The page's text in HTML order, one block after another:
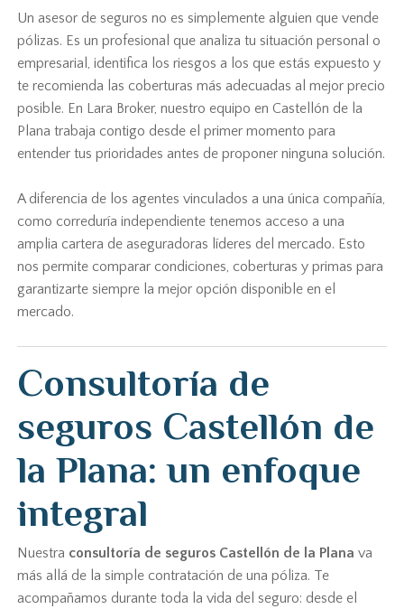
Un asesor de seguros no es simplemente alguien que vende
pólizas. Es un profesional que analiza tu situación personal o
empresarial, identifica los riesgos a los que estás expuesto y
te recomienda las coberturas más adecuadas al mejor precio
posible. En Lara Broker, nuestro equipo en Castellón de la
Plana trabaja contigo desde el primer momento para
entender tus prioridades antes de proponer ninguna solución.
A diferencia de los agentes vinculados a una única compañía,
como correduría independiente tenemos acceso a una
amplia cartera de aseguradoras líderes del mercado. Esto
nos permite comparar condiciones, coberturas y primas para
garantizarte siempre la mejor opción disponible en el
mercado.
Consultoría de
seguros Castellón de
la Plana: un enfoque
integral
Nuestra consultoría de seguros Castellón de la Plana va
más allá de la simple contratación de una póliza. Te
acompañamos durante toda la vida del seguro: desde el